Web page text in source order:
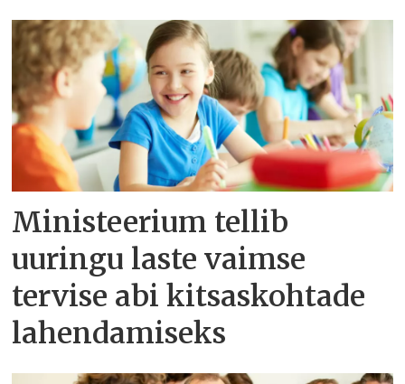
Ministeerium tellib
uuringu laste vaimse
tervise abi kitsaskohtade
lahendamiseks